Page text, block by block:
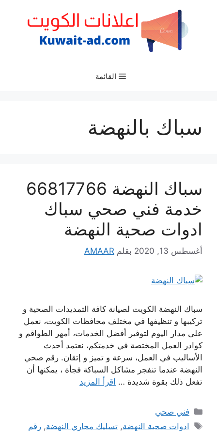
القائمة
سباك بالنهضة
سباك النهضة 66817766
خدمة فني صحي سباك
ادوات صحية النهضة
أغسطس 13, 2020 بقلم AMAAR
سباك النهضة الكويت لصيانة كافة التمديدات الصحية و
تركيبها و تنظيفها في مختلف محافظات الكويت، نعمل
على مدار اليوم لتوفير أفضل الخدمات، أمهر الطواقم و
كوادر العمل المختصة في خدمتكم، نعتمد أحدث
الأساليب في العمل، سرعة و تميز و إتقان. رقم صحي
النهضة عندما تنفجر مشاكل السباكة فجأة ، يمكنها أن
تفعل ذلك بقوة شديدة … اقرأ المزيد
التصنيفات
فني صحي
الوسوم
ادوات صحية النهضة,تسليك مجاري النهضة,رقم